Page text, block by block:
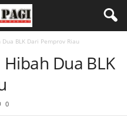
BLK Dari Pemprov Riau
Dua BLK
0